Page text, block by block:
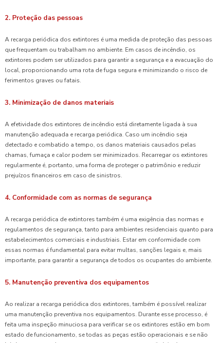
2. Proteção das pessoas
A recarga periódica dos extintores é uma medida de proteção das pessoas
que frequentam ou trabalham no ambiente. Em casos de incêndio, os
extintores podem ser utilizados para garantir a segurança e a evacuação do
local, proporcionando uma rota de fuga segura e minimizando o risco de
ferimentos graves ou fatais.
3. Minimização de danos materiais
A efetividade dos extintores de incêndio está diretamente ligada à sua
manutenção adequada e recarga periódica. Caso um incêndio seja
detectado e combatido a tempo, os danos materiais causados pelas
chamas, fumaça e calor podem ser minimizados. Recarregar os extintores
regularmente é, portanto, uma forma de proteger o patrimônio e reduzir
prejuízos financeiros em caso de sinistros.
4. Conformidade com as normas de segurança
A recarga periódica de extintores também é uma exigência das normas e
regulamentos de segurança, tanto para ambientes residenciais quanto para
estabelecimentos comerciais e industriais. Estar em conformidade com
essas normas é fundamental para evitar multas, sanções legais e, mais
importante, para garantir a segurança de todos os ocupantes do ambiente.
5. Manutenção preventiva dos equipamentos
Ao realizar a recarga periódica dos extintores, também é possível realizar
uma manutenção preventiva nos equipamentos. Durante esse processo, é
feita uma inspeção minuciosa para verificar se os extintores estão em bom
estado de funcionamento, se todas as peças estão operacionais e se não